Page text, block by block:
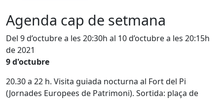
Agenda cap de setmana
Del 9 d’octubre a les 20:30h al 10 d’octubre a les 20:15h
de 2021
9 d'octubre
20.30 a 22 h. Visita guiada nocturna al Fort del Pi
(Jornades Europees de Patrimoni). Sortida: plaça de